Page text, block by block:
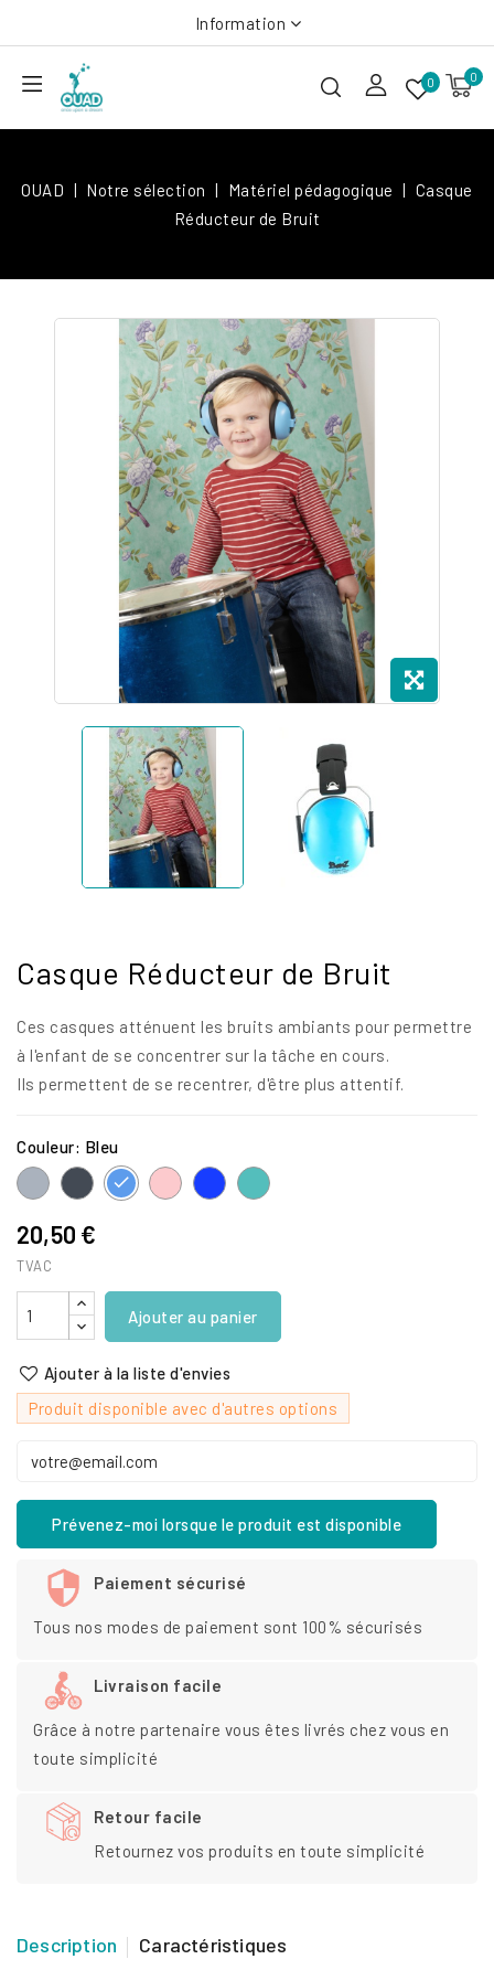
Information
0
0
OUAD Notre sélection Matériel pédagogique
Casque
Réducteur de Bruit
Casque Réducteur de Bruit
Ces casques atténuent les bruits ambiants pour permettre
à l'enfant de se concentrer sur la tâche en cours.
Ils permettent de se recentrer, d'être plus attentif.
Couleur: Bleu
Gris
Noir Bleu Rose Bleu Turquoise
20,50 €
TVAC
Ajouter au panier
Ajouter à la liste d'envies
Produit disponible avec d'autres options
Prévenez-moi lorsque le produit est disponible
Paiement sécurisé
Tous nos modes de paiement sont 100% sécurisés
Livraison facile
Grâce à notre partenaire vous êtes livrés chez vous en
toute simplicité
Retour facile
Retournez vos produits en toute simplicité
Description Caractéristiques